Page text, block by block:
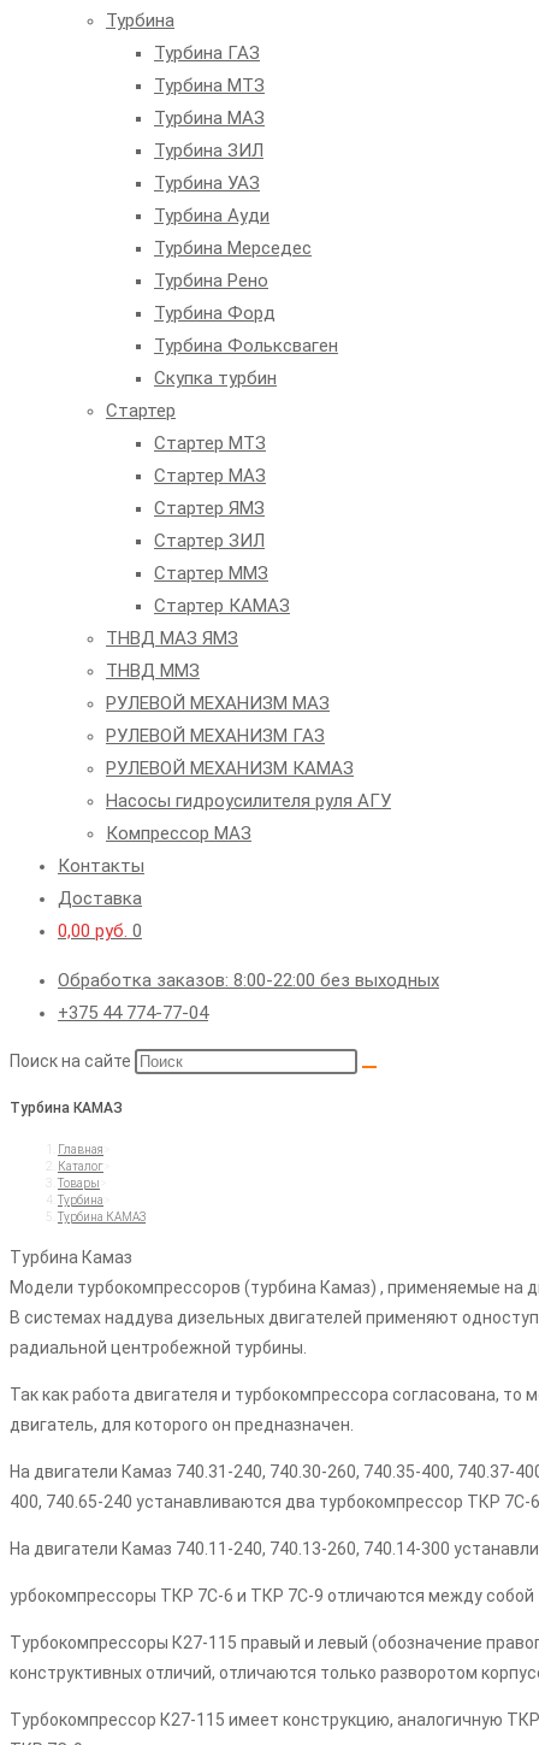
Турбина
Турбина ГАЗ
Турбина МТЗ
Турбина МАЗ
Турбина ЗИЛ
Турбина УАЗ
Турбина Ауди
Турбина Мерседес
Турбина Рено
Турбина Форд
Турбина Фольксваген
Скупка турбин
Стартер
Стартер МТЗ
Стартер МАЗ
Стартер ЯМЗ
Стартер ЗИЛ
Стартер ММЗ
Стартер КАМАЗ
ТНВД МАЗ ЯМЗ
ТНВД ММЗ
РУЛЕВОЙ МЕХАНИЗМ МАЗ
РУЛЕВОЙ МЕХАНИЗМ ГАЗ
РУЛЕВОЙ МЕХАНИЗМ КАМАЗ
Насосы гидроусилителя руля АГУ
Компрессор МАЗ
Контакты
Доставка
0,00 руб. 0
Обработка заказов: 8:00-22:00 без выходных
+375 44 774-77-04
Поиск на сайте
Турбина КАМАЗ
Главная
Каталог
Товары
Турбина
Турбина КАМАЗ
Турбина Камаз
Модели турбокомпрессоров (турбина Камаз) , применяемые на
В системах наддува дизельных двигателей применяют
радиальной центробежной турбины.
Так как работа двигателя и турбокомпрессора согласована,
двигатель, для которого он предназначен.
На двигатели Камаз 740.31-240, 740.30-260, 740.35-400, 740.37-
400, 740.65-240 устанавливаются два турбокомпрессор ТКР 7С-6
На двигатели Камаз 740.11-240, 740.13-260, 740.14-300
урбокомпрессоры ТКР 7С-6 и ТКР 7С-9 отличаются между
Турбокомпрессоры К27-115 правый и левый (обозначение
конструктивных отличий, отличаются только разворотом
Турбокомпрессор К27-115 имеет конструкцию, аналогичную